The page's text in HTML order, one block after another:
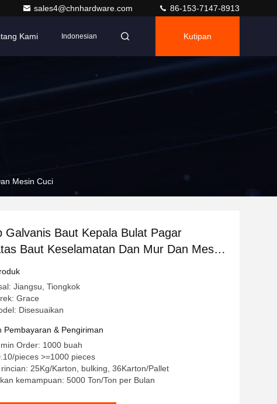
sales4@chnhardware.com 86-153-7147-8913
Kami Indonesian Kutipan
Mesin Cuci
Galvanis Baut Kepala Bulat Pagar
Baut Keselamatan Dan Mur Dan Mesin
Jiangsu, Tiongkok
Grace
Disesuaikan
Pembayaran & Pengiriman
Order: 1000 buah
pieces >=1000 pieces
25Kg/Karton, bulking, 36Karton/Pallet
kemampuan: 5000 Ton/Ton per Bulan